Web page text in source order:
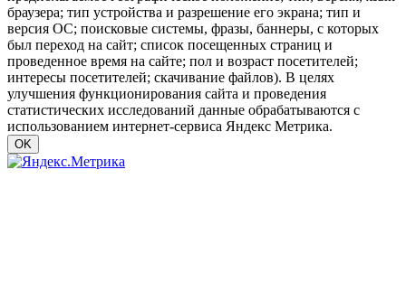
браузера; тип устройства и разрешение его экрана; тип и
версия ОС; поисковые системы, фразы, баннеры, с которых
был переход на сайт; список посещенных страниц и
проведенное время на сайте; пол и возраст посетителей;
интересы посетителей; скачивание файлов). В целях
улучшения функционирования сайта и проведения
статистических исследований данные обрабатываются с
использованием интернет-сервиса Яндекс Метрика.
OK